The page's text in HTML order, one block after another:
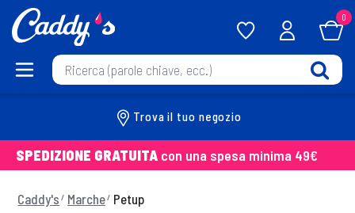
0
Trova il tuo negozio
SPEDIZIONE GRATUITA con una spesa minima 49€
Caddy's Marche Petup